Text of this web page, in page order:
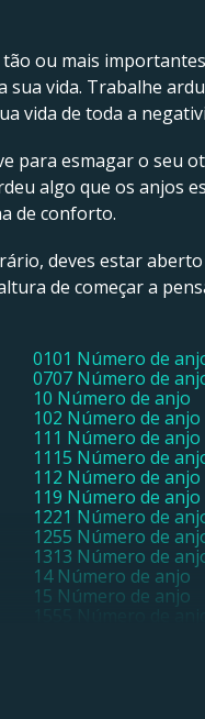
ou mais
vida. Trabalhe
vida de toda a
para esmagar o seu
algo que os anjos
de conforto.
deves estar
de começar a
0101 Número de
0707 Número de
10 Número de anjo
102 Número de anjo
111 Número de anjo
1115 Número de
112 Número de anjo
119 Número de anjo
1221 Número de
1255 Número de
1313 Número de
14 Número de anjo
15 Número de anjo